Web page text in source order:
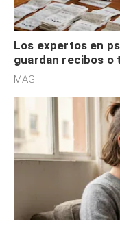
Los expertos en
guardan recibos o
son
MAG.